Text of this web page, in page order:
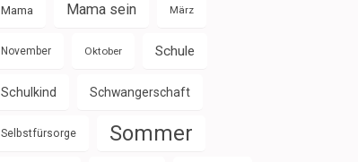
Mama Mama sein März
November Oktober Schule
Schulkind Schwangerschaft
Selbstfürsorge Sommer